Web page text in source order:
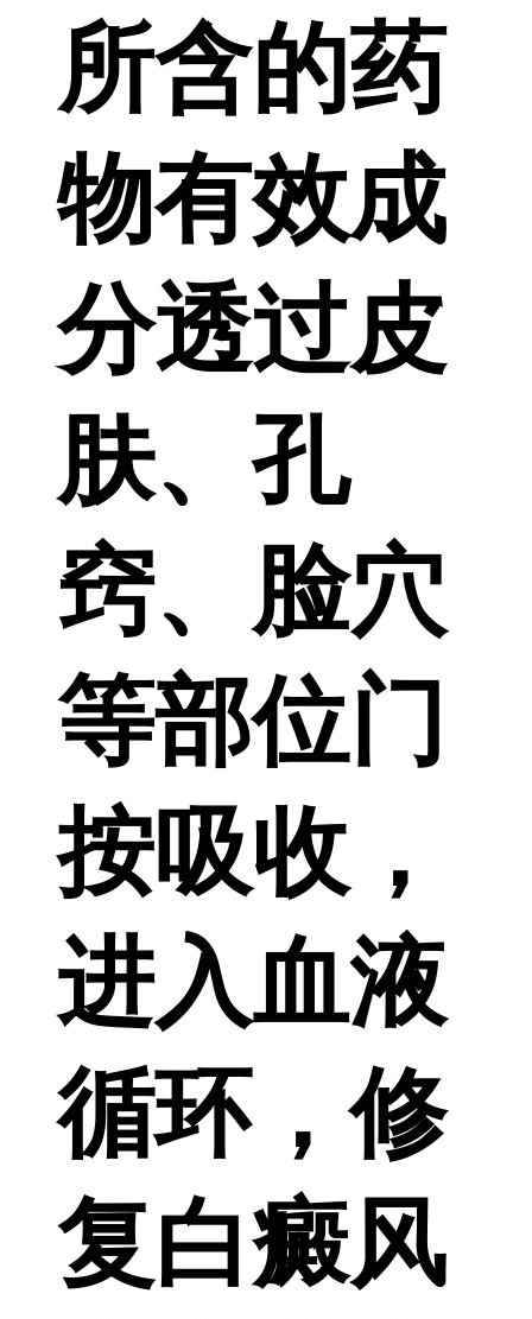
所含的药
物有效成
分透过皮
肤、孔
窍、脸穴
等部位门
按吸收，
进入血液
循环，修
复白癜风